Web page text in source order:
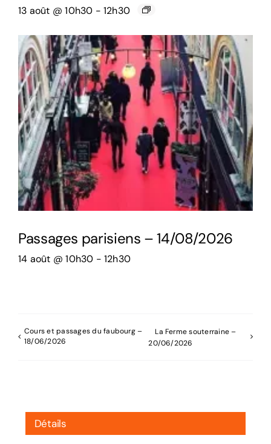
13 août @ 10h30 - 12h30
Passages parisiens – 14/08/2026
14 août @ 10h30 - 12h30
Cours et passages du faubourg –
18/06/2026
La Ferme souterraine –
20/06/2026
Détails